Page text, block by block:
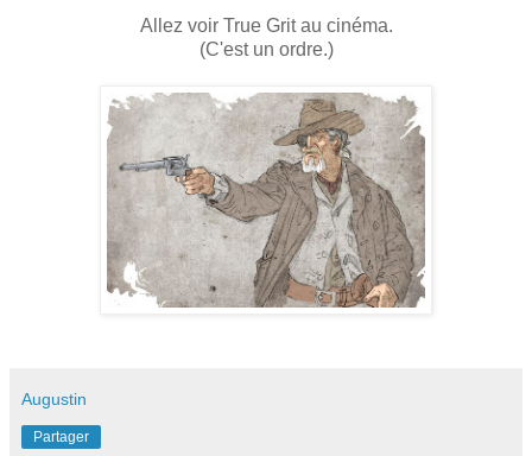
Allez voir True Grit au cinéma.
(C'est un ordre.)
Augustin
Partager